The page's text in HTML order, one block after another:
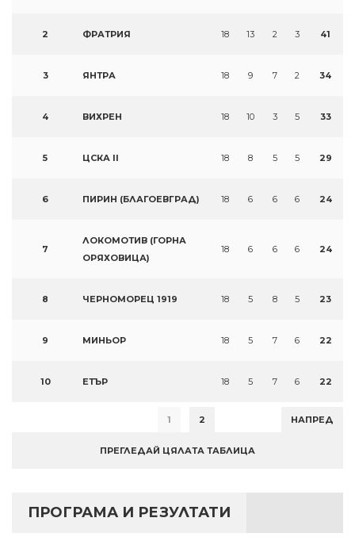
2 ФРАТРИЯ 18 13 2 3 41
3 ЯНТРА 18 9 7 2 34
4 ВИХРЕН 18 10 3 5 33
5 ЦСКА II 18 8 5 5 29
6 ПИРИН (БЛАГОЕВГРАД) 18 6 6 6 24
7
ЛОКОМОТИВ (ГОРНА
ОРЯХОВИЦА)
18 6 6 6 24
8 ЧЕРНОМОРЕЦ 1919 18 5 8 5 23
9 МИНЬОР 18 5 7 6 22
10 ЕТЪР 18 5 7 6 22
1 2 НАПРЕД
ПРЕГЛЕДАЙ ЦЯЛАТА ТАБЛИЦА
ПРОГРАМА И РЕЗУЛТАТИ